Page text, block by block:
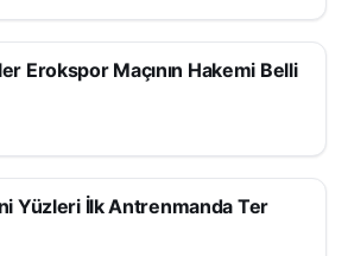
Erokspor Maçının Hakemi Belli
Yüzleri İlk Antrenmanda Ter